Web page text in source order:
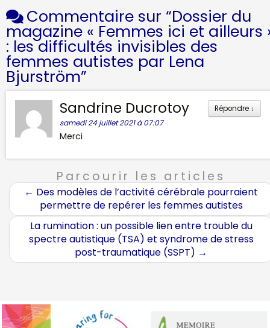
Commentaire sur “Dossier du
magazine « Femmes ici et ailleurs
: les difficultés invisibles des
femmes autistes par Lena
Bjurström”
Répondre ↓
Sandrine Ducrotoy
samedi 24 juillet 2021 à 07:07
Merci
Parcourir les articles
← Des modèles de l’activité cérébrale pourraient
permettre de repérer les femmes autistes
La rumination : un possible lien entre trouble du
spectre autistique (TSA) et syndrome de stress
post-traumatique (SSPT) →